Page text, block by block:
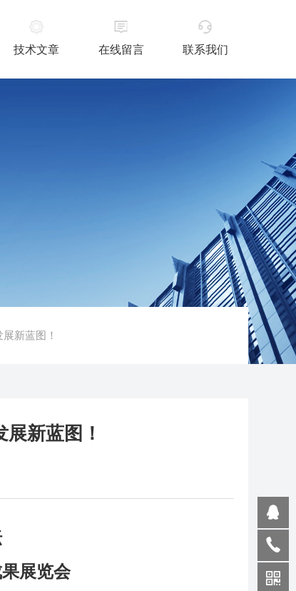
技术文章 在线留言 联系我们
新蓝图！
新蓝图！
展览会